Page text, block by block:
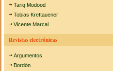
Tariq Modood
Tobias Krettauener
Vicente Marcal
Revistas electrónicas
Argumentos
Bordón